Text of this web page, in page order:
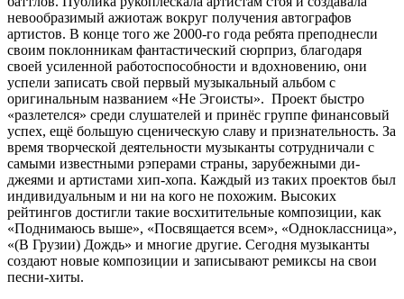
невообразимый ажиотаж вокруг получения автографов
артистов. В конце того же 2000-го года ребята преподнесли
своим поклонникам фантастический сюрприз, благодаря
своей усиленной работоспособности и вдохновению, они
успели записать свой первый музыкальный альбом с
оригинальным названием «Не Эгоисты». Проект быстро
«разлетелся» среди слушателей и принёс группе финансовый
успех, ещё большую сценическую славу и признательность. За
время творческой деятельности музыканты сотрудничали с
самыми известными рэперами страны, зарубежными ди-
джеями и артистами хип-хопа. Каждый из таких проектов был
индивидуальным и ни на кого не похожим. Высоких
рейтингов достигли такие восхитительные композиции, как
«Поднимаюсь выше», «Посвящается всем», «Одноклассница»,
«(В Грузии) Дождь» и многие другие. Сегодня музыканты
создают новые композиции и записывают ремиксы на свои
песни-хиты.